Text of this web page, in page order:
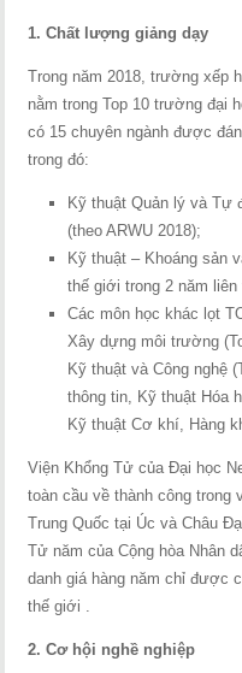
1. Chất lượng giảng dạy
Trong năm 2018, trường xếp
nằm trong Top 10 trường đại
có 15 chuyên ngành được
trong đó:
Kỹ thuật Quản lý và Tự
(theo ARWU 2018);
Kỹ thuật – Khoáng sản
thế giới trong 2 năm
Các môn học khác lọt
Xây dựng môi trường
Kỹ thuật và Công nghệ
thông tin, Kỹ thuật Hóa
Kỹ thuật Cơ khí, Hàng
Viện Khổng Tử của Đại học
toàn cầu về thành công trong
Trung Quốc tại Úc và Châu
Tử năm của Cộng hòa Nhân
danh giá hàng năm chỉ được
thế giới .
2. Cơ hội nghề nghiệp